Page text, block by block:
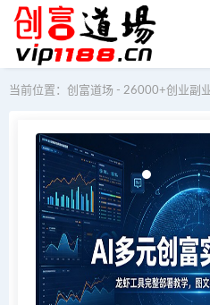
当前位置： 创富道场 - 26000+创业副业课程